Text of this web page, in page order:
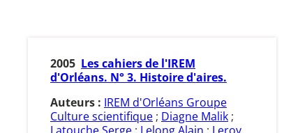
2005 Les cahiers de l'IREM
d'Orléans. N° 3. Histoire d'aires.
Auteurs : IREM d'Orléans Groupe
Culture scientifique ; Diagne Malik ;